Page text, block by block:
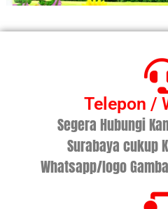
Telepon /
Segera Hubungi
Surabaya cukup
Whatsapp/logo